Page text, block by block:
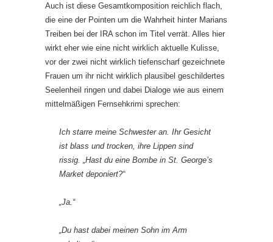
Auch ist diese Gesamtkomposition reichlich flach,
die eine der Pointen um die Wahrheit hinter Marians
Treiben bei der IRA schon im Titel verrät. Alles hier
wirkt eher wie eine nicht wirklich aktuelle Kulisse,
vor der zwei nicht wirklich tiefenscharf gezeichnete
Frauen um ihr nicht wirklich plausibel geschildertes
Seelenheil ringen und dabei Dialoge wie aus einem
mittelmäßigen Fernsehkrimi sprechen:
Ich starre meine Schwester an. Ihr Gesicht
ist blass und trocken, ihre Lippen sind
rissig. „Hast du eine Bombe in St. George’s
Market deponiert?“
„Ja.“
„Du hast dabei meinen Sohn im Arm